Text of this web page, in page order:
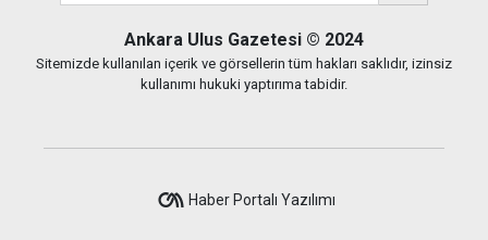
Ankara Ulus Gazetesi © 2024
Sitemizde kullanılan içerik ve görsellerin tüm hakları saklıdır, izinsiz
kullanımı hukuki yaptırıma tabidir.
Haber Portalı Yazılımı